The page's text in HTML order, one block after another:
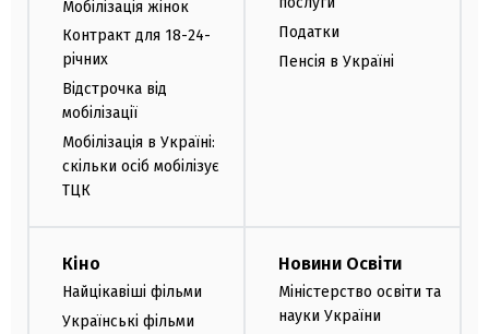
Мобілізація жінок
Контракт для 18-24-
річних
Відстрочка від
мобілізації
Мобілізація в Україні:
скільки осіб мобілізує
ТЦК
Податки
Пенсія в Україні
Кіно
Найцікавіші фільми
Українські фільми
Новини Освіти
Міністерство освіти та
науки України